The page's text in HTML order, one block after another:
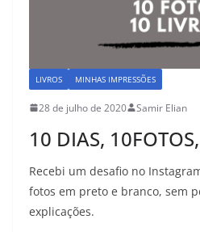
LIVROS MINHAS IMPRESSÕES
28 de julho de 2020 Samir Elian
10 DIAS,
Recebi um desafio no
fotos em preto e branco, sem
explicações.